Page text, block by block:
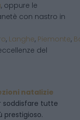
, oppure le
con nastro in
, Langhe, Piemonte,
del
natalizie
soddisfare tutte
prestigioso.